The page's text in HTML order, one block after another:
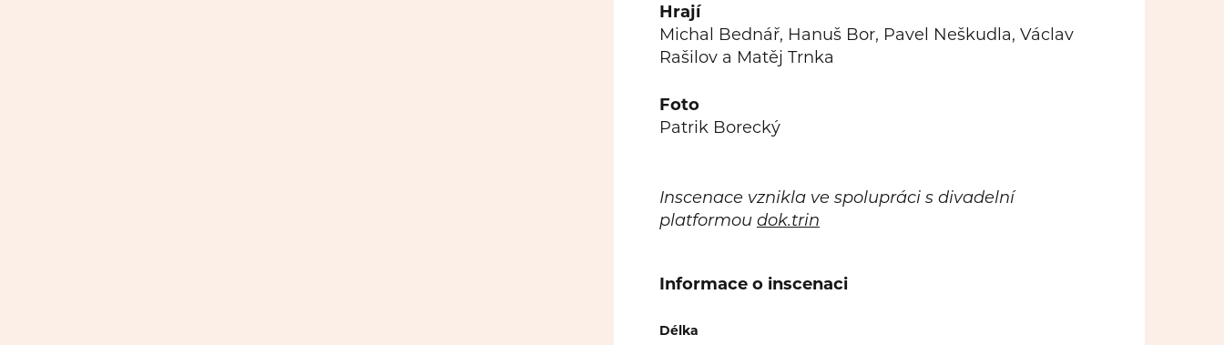
Hrají
Michal Bednář, Hanuš Bor, Pavel Neškudla, Václav
Rašilov a Matěj Trnka
Foto
Patrik Borecký
Inscenace vznikla ve spolupráci s divadelní
platformou dok.trin
Informace o inscenaci
Délka